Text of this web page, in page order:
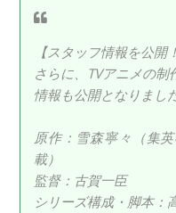
【スタッフ情報を公開
さらに、TVアニメの
情報も公開となりまし
原作：雪森寧々（集
載）
監督：古賀一臣
シリーズ構成・脚本：